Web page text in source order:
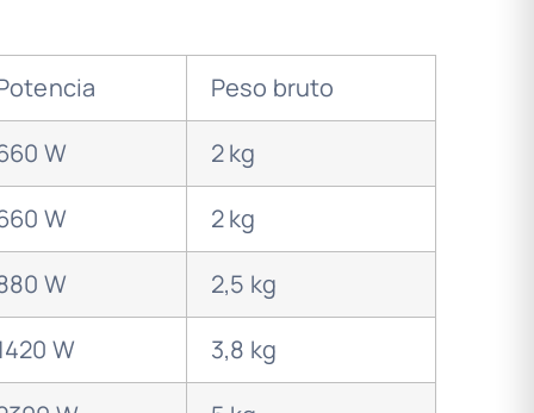
Peso bruto
W 2 kg
W 2 kg
W 2,5 kg
W 3,8 kg